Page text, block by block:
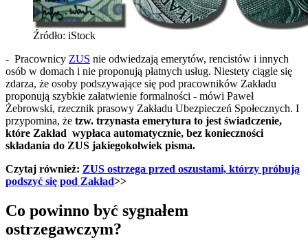
Źródło: iStock
- Pracownicy ZUS nie odwiedzają emerytów, rencistów i innych
osób w domach i nie proponują płatnych usług. Niestety ciągle się
zdarza, że osoby podszywające się pod pracowników Zakładu
proponują szybkie załatwienie formalności - mówi Paweł
Żebrowski, rzecznik prasowy Zakładu Ubezpieczeń Społecznych. I
przypomina, że tzw. trzynasta emerytura to jest świadczenie,
które Zakład wypłaca automatycznie, bez konieczności
składania do ZUS jakiegokolwiek pisma.
Czytaj również: ZUS ostrzega przed oszustami, którzy próbują
podszyć się pod Zakład>>
Co powinno być sygnałem
ostrzegawczym?